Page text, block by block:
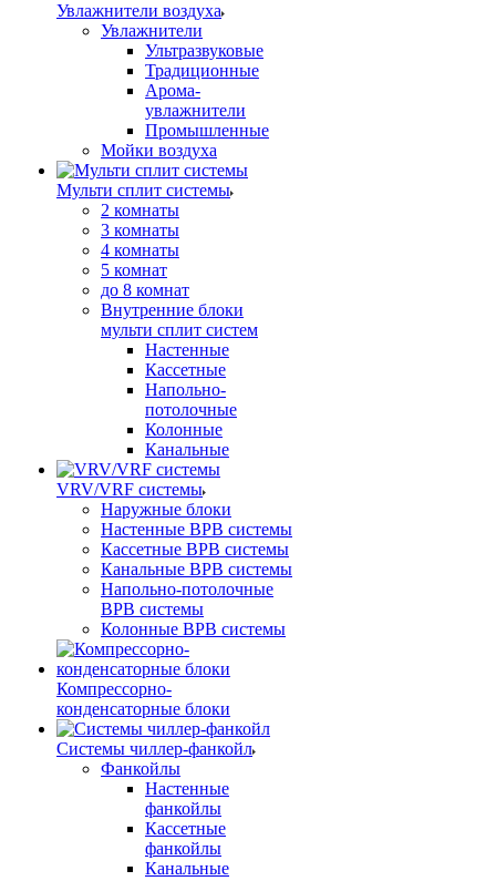
Увлажнители воздуха
Увлажнители
Ультразвуковые
Традиционные
Арома-
увлажнители
Промышленные
Мойки воздуха
Мульти сплит системы
2 комнаты
3 комнаты
4 комнаты
5 комнат
до 8 комнат
Внутренние блоки
мульти сплит систем
Настенные
Кассетные
Напольно-
потолочные
Колонные
Канальные
VRV/VRF системы
Наружные блоки
Настенные ВРВ системы
Кассетные ВРВ системы
Канальные ВРВ системы
Напольно-потолочные
ВРВ системы
Колонные ВРВ системы
Компрессорно-
конденсаторные блоки
Системы чиллер-фанкойл
Фанкойлы
Настенные
фанкойлы
Кассетные
фанкойлы
Канальные